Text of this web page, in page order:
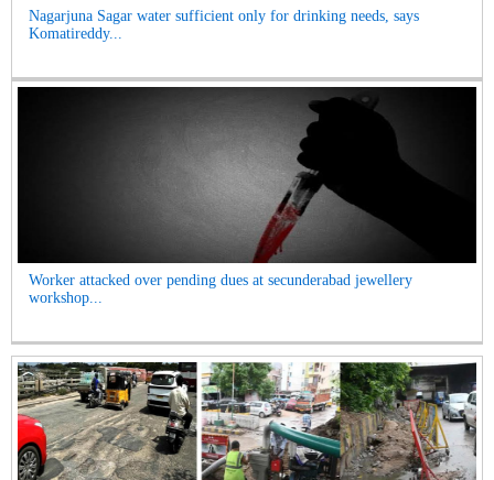
Nagarjuna Sagar water sufficient only for drinking needs, says
Komatireddy...
Worker attacked over pending dues at secunderabad jewellery
workshop...